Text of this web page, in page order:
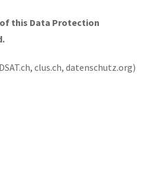
this Data Protection
clus.ch, datenschutz.org)